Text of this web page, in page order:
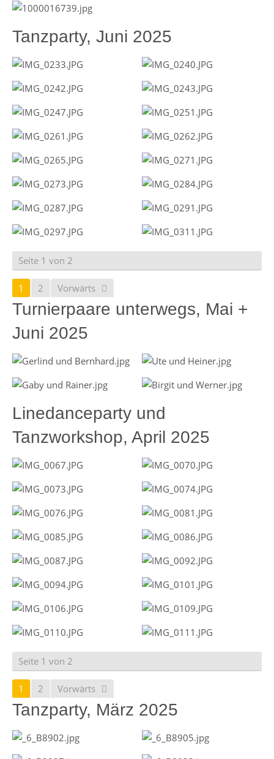
Tanzparty, Juni 2025
Seite 1 von 2
1 2 Vorwärts
Turnierpaare unterwegs, Mai +
Juni 2025
Linedanceparty und
Tanzworkshop, April 2025
Seite 1 von 2
1 2 Vorwärts
Tanzparty, März 2025